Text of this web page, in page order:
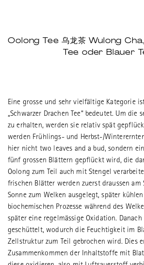
Oolong Tee 乌龙茶 Wulong
Tee oder Blauer
Eine grosse und sehr vielfältige Kategorie
„Schwarzer Drachen Tee“ bedeutet. Um die
zu erhalten, werden sie relativ spät
werden Frühlings- und Herbst-/
hier nicht two leaves and a bud, sondern
fünf grossen Blättern gepflückt wird, die
Oolong zum Teil auch mit Stengel
frischen Blätter werden zuerst draussen am
Sonne zum Welken ausgelegt, später
biochemischen Prozesse während des
später eine regelmässige Oxidation.
geschüttelt, wodurch die Feuchtigkeit im
Zellstruktur zum Teil gebrochen wird. Dies
Zusammenkommen der Inhaltstoffe mit